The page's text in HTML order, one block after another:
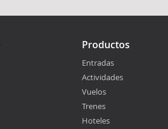
Productos
Entradas
Actividades
Vuelos
Trenes
Hoteles